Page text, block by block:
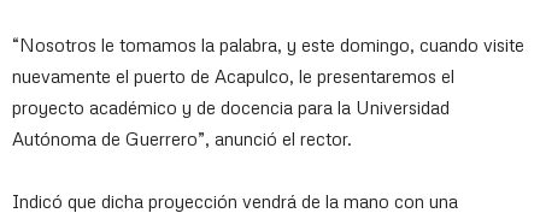
“Nosotros le tomamos la palabra, y este domingo, cuando visite
nuevamente el puerto de Acapulco, le presentaremos el
proyecto académico y de docencia para la Universidad
Autónoma de Guerrero”, anunció el rector.
Indicó que dicha proyección vendrá de la mano con una